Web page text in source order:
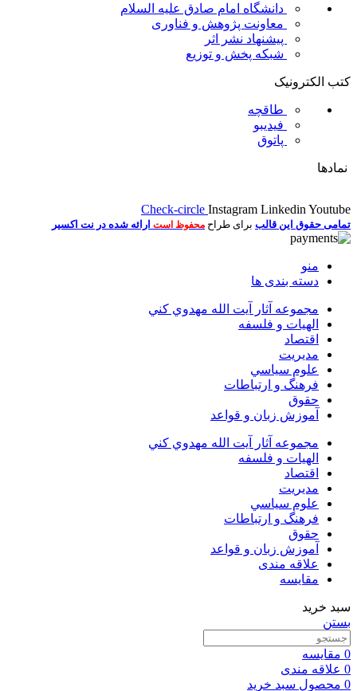
دانشگاه امام صادق علیه السلام
معاونت پژوهش و فناوری
پیشنهاد نشر اثر
شبکه پخش و توزیع
کتب الکترونیک
طاقچه
فیدیبو
پاتوق
نمادها
Check-circle Instagram Linkedin Youtube
تمامی حقوق این قالب برای طراح محفوظ است ارائه شده در نت اکسیر
منو
دسته بندی ها
مجموعه آثار آيت الله مهدوي كني
الهیات و فلسفه
اقتصاد
مديريت
علوم سياسي
فرهنگ و ارتباطات
حقوق
آموزش زبان و قواعد
مجموعه آثار آيت الله مهدوي كني
الهیات و فلسفه
اقتصاد
مديريت
علوم سياسي
فرهنگ و ارتباطات
حقوق
آموزش زبان و قواعد
علاقه مندی
مقایسه
سبد خرید
بستن
0 مقایسه
0 علاقه مندی
0 محصول سبد خرید